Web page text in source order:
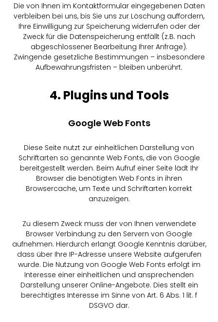
Die von Ihnen im Kontaktformular eingegebenen Daten
verbleiben bei uns, bis Sie uns zur Löschung auffordern,
Ihre Einwilligung zur Speicherung widerrufen oder der
Zweck für die Datenspeicherung entfällt (z.B. nach
abgeschlossener Bearbeitung Ihrer Anfrage).
Zwingende gesetzliche Bestimmungen – insbesondere
Aufbewahrungsfristen – bleiben unberührt.
4. Plugins und Tools
Google Web Fonts
Diese Seite nutzt zur einheitlichen Darstellung von
Schriftarten so genannte Web Fonts, die von Google
bereitgestellt werden. Beim Aufruf einer Seite lädt Ihr
Browser die benötigten Web Fonts in ihren
Browsercache, um Texte und Schriftarten korrekt
anzuzeigen.
Zu diesem Zweck muss der von Ihnen verwendete
Browser Verbindung zu den Servern von Google
aufnehmen. Hierdurch erlangt Google Kenntnis darüber,
dass über Ihre IP-Adresse unsere Website aufgerufen
wurde. Die Nutzung von Google Web Fonts erfolgt im
Interesse einer einheitlichen und ansprechenden
Darstellung unserer Online-Angebote. Dies stellt ein
berechtigtes Interesse im Sinne von Art. 6 Abs. 1 lit. f
DSGVO dar.